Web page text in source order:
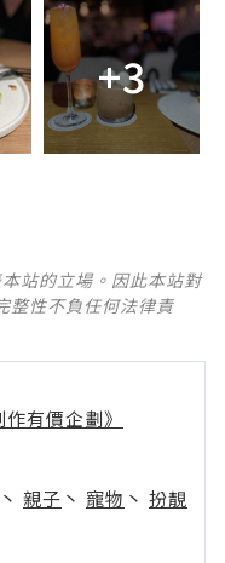
+3
站的立場。因此本站對
整性不負任何法律責
有價企劃》
丶 親子 丶 寵物 丶 扮靚